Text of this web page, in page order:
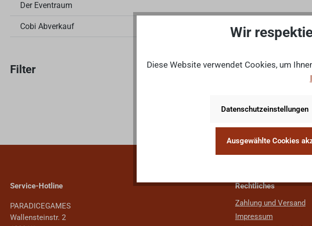
Der Eventraum
Cobi Abverkauf
Filter
Service-Hotline
PARADICEGAMES
Wallensteinstr. 2
Rechtliches
Zahlung und Versand
Impressum
Wir
Diese Website verwendet Cookies, um
Datenschutzeinstellungen
Ausgewählte Cookies